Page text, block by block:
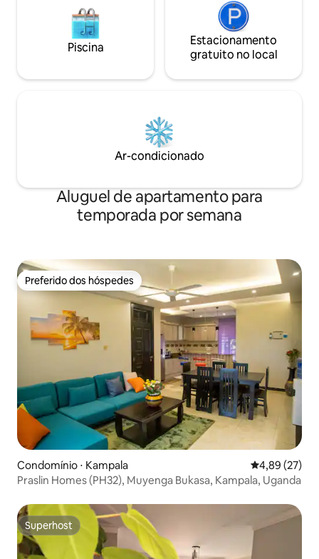
Piscina
Estacionamento
gratuito no local
Ar-condicionado
Aluguel de apartamento para
temporada por semana
Preferido dos hóspedes
Preferido dos hóspedes
Condomínio ⋅ Kampala 4,89 de uma
4,89 (27)
Praslin Homes (PH32), Muyenga Bukasa, Kampala, Uganda
Superhost
Superhost